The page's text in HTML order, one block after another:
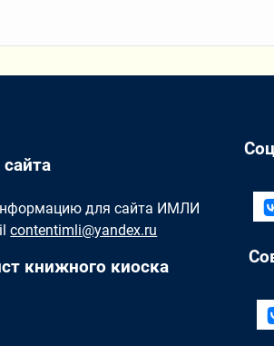
для сайта ИМЛИ
contentimli@yandex.ru
книжного киоска